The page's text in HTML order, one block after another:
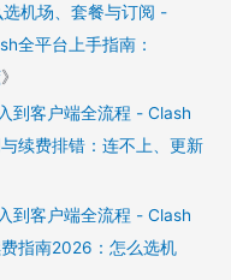
机场、套餐与订阅 -
全平台上手指南：
》
到客户端全流程 - Clash
续费排错：连不上、更新
到客户端全流程 - Clash
指南2026：怎么选机